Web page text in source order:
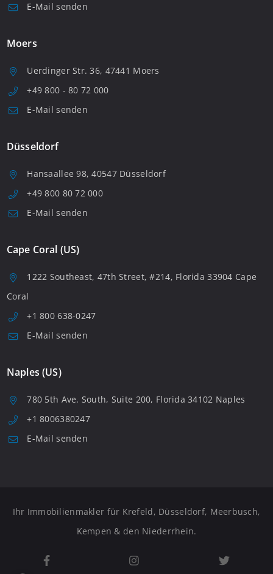
E-Mail senden
Moers
Uerdinger Str. 36, 47441 Moers
+49 800 - 80 72 000
E-Mail senden
Düsseldorf
Hansaallee 98, 40547 Düsseldorf
+49 800 80 72 000
E-Mail senden
Cape Coral (US)
1222 Southeast, 47th Street, #214, Florida 33904 Cape
Coral
+1 800 638-0247
E-Mail senden
Naples (US)
780 5th Ave. South, Suite 200, Florida 34102 Naples
+1 8006380247
E-Mail senden
Ihr Immobilienmakler für Krefeld, Düsseldorf, Meerbusch,
Kempen & den Niederrhein.